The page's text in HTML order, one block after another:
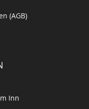
(AGB)
Inn